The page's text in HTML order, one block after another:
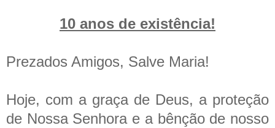
10 anos de existência!
Prezados Amigos, Salve Maria!
Hoje, com a graça de Deus, a proteção
de Nossa Senhora e a bênção de nosso